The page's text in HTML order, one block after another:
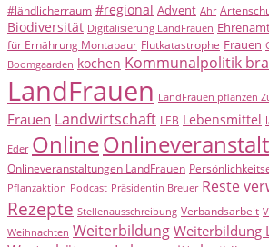
#ländlicherraum #regional Advent Ahr
Biodiversität Digitalisierung LandFrauen
für Ernährung Montabaur Flutkatastrophe Frauen
Boomgaarden kochen Kommunalpolitik
LandFrauen LandFrauen pflanzen
Frauen Landwirtschaft LEB Lebensmittel
Eder Online
Onlineveranstaltungen LandFrauen
Pflanzaktion Podcast Präsidentin Breuer Reste
Rezepte Stellenausschreibung Verbandsarbeit
Weihnachten Weiterbildung Weiterbildung